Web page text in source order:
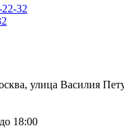
32
улица Василия
18:00